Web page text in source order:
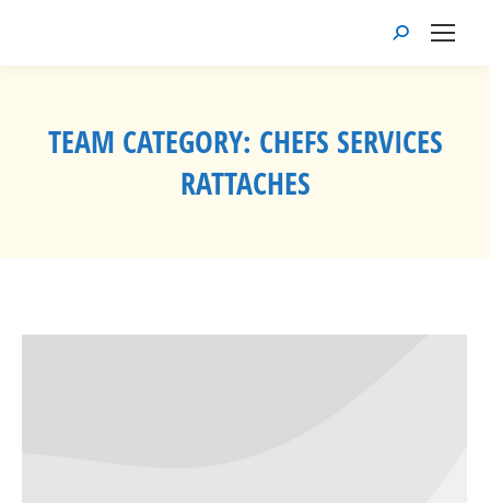
Recherche
:
TEAM CATEGORY: CHEFS SERVICES
RATTACHES